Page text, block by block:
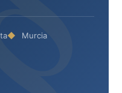
Murcia